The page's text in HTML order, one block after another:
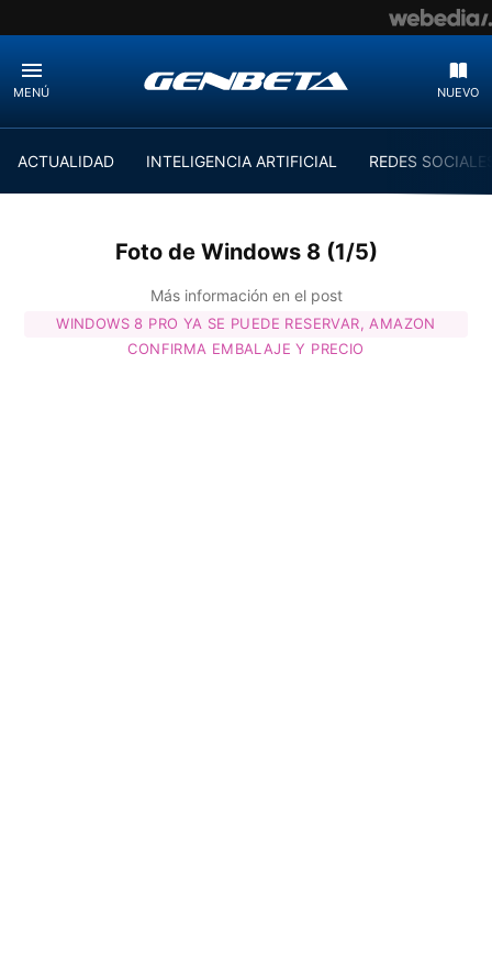
MENÚ NUEVO
ACTUALIDAD INTELIGENCIA ARTIFICIAL REDES
Foto de Windows 8 (1/5)
Más información en el post
WINDOWS 8 PRO YA SE PUEDE RESERVAR, AMAZON
CONFIRMA EMBALAJE Y PRECIO